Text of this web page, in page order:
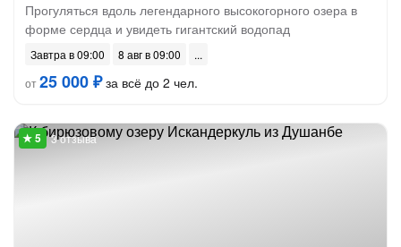
Прогуляться вдоль легендарного высокогорного озера в
форме сердца и увидеть гигантский водопад
Завтра в 09:00
8 авг в 09:00
от25 000 ₽за всё до 2 чел.
3 отзыва